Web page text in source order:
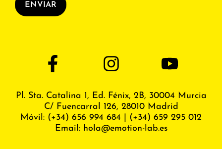
ENVIAR
Pl. Sta. Catalina 1, Ed. Fénix, 2B, 30004 Murcia
C/ Fuencarral 126, 28010 Madrid
Móvil: (+34) 656 994 684
(+34) 659 295 012
Email: hola@emotion-lab.es